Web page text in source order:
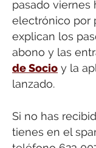
pasado viernes
electrónico por
explican los
abono y las
de Socio y la
lanzado.
Si no has
tienes en el